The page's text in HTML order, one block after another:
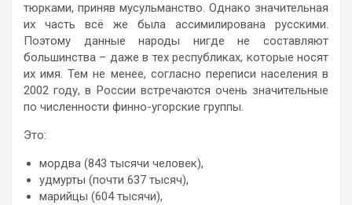
тюрками, приняв мусульманство. Однако значительная
их часть всё же была ассимилирована русскими.
Поэтому данные народы нигде не составляют
большинства – даже в тех республиках, которые носят
их имя. Тем не менее, согласно переписи населения в
2002 году, в России встречаются очень значительные
по численности финно-угорские группы.
Это:
мордва (843 тысячи человек),
удмурты (почти 637 тысяч),
марийцы (604 тысячи),